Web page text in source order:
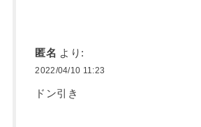
匿名 より:
2022/04/10 11:23
ドン引き